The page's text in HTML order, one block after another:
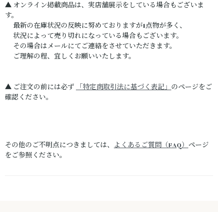
▲ オンライン掲載商品は、実店舗展示をしている場合もございま
す。
最新の在庫状況の反映に努めておりますが1点物が多く、
状況によって売り切れになっている場合もございます。
その場合はメールにてご連絡をさせていただきます。
ご理解の程、宜しくお願いいたします。
▲ ご注文の前には必ず 「特定商取引法に基づく表記」のページをご
確認ください。
その他のご不明点につきましては、 よくあるご質問（FAQ）ページ
をご参照ください。